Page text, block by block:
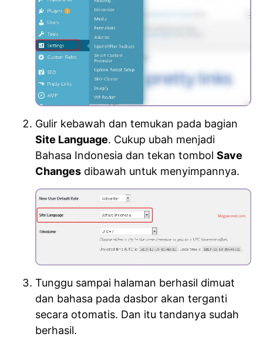
Gulir kebawah dan temukan pada bagian
Site Language. Cukup ubah menjadi
Bahasa Indonesia dan tekan tombol Save
Changes dibawah untuk menyimpannya.
Tunggu sampai halaman berhasil dimuat
dan bahasa pada dasbor akan terganti
secara otomatis. Dan itu tandanya sudah
berhasil.